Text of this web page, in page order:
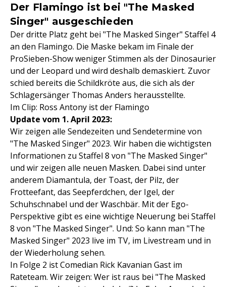
Der Flamingo ist bei "The Masked
Singer" ausgeschieden
Der dritte Platz geht bei "The Masked Singer" Staffel 4
an den Flamingo. Die Maske bekam im Finale der
ProSieben-Show weniger Stimmen als der Dinosaurier
und der Leopard und wird deshalb demaskiert. Zuvor
schied bereits die Schildkröte aus, die sich als der
Schlagersänger Thomas Anders herausstellte.
Im Clip: Ross Antony ist der Flamingo
Update vom 1. April 2023:
Wir zeigen alle Sendezeiten und Sendetermine von
"The Masked Singer" 2023. Wir haben die wichtigsten
Informationen zu Staffel 8 von "The Masked Singer"
und wir zeigen alle neuen Masken. Dabei sind unter
anderem Diamantula, der Toast, der Pilz, der
Frotteefant, das Seepferdchen, der Igel, der
Schuhschnabel und der Waschbär. Mit der Ego-
Perspektive gibt es eine wichtige Neuerung bei Staffel
8 von "The Masked Singer". Und: So kann man "The
Masked Singer" 2023 live im TV, im Livestream und in
der Wiederholung sehen.
In Folge 2 ist Comedian Rick Kavanian Gast im
Rateteam. Wir zeigen: Wer ist raus bei "The Masked